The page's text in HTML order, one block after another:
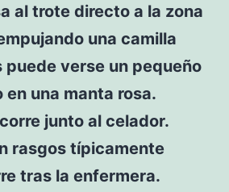
al trote directo a la zona
una camilla
puede verse un pequeño
una manta rosa.
junto al celador.
rasgos típicamente
tras la enfermera.